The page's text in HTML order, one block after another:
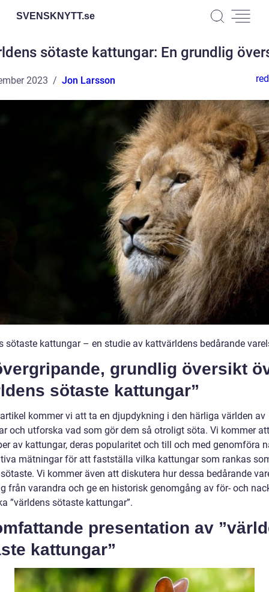
SVENSKNYTT.se
sötaste kattungar: En grundlig
2023 Jon Larsson
sötaste kattungar – en studie av kattvärldens bedårande
grundlig översikt
sötaste kattungar”
kommer vi att ta en djupdykning i den härliga världen av
och utforska vad som gör dem så otroligt söta. Vi kommer
av kattungar, deras popularitet och till och med genomföra
mätningar för att fastställa vilka kattungar som rankas
Vi kommer även att diskutera hur dessa bedårande
från varandra och ge en historisk genomgång av för- och
”världens sötaste kattungar”.
presentation av
kattungar”